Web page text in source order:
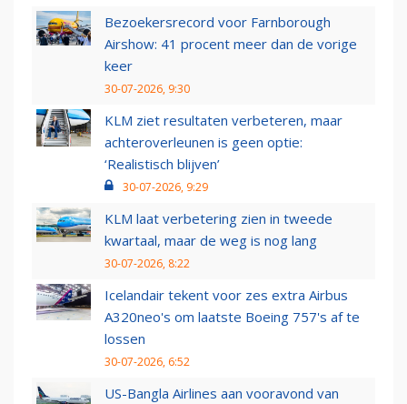
Bezoekersrecord voor Farnborough
Airshow: 41 procent meer dan de vorige
keer
30-07-2026, 9:30
KLM ziet resultaten verbeteren, maar
achteroverleunen is geen optie:
‘Realistisch blijven’
30-07-2026, 9:29
KLM laat verbetering zien in tweede
kwartaal, maar de weg is nog lang
30-07-2026, 8:22
Icelandair tekent voor zes extra Airbus
A320neo's om laatste Boeing 757's af te
lossen
30-07-2026, 6:52
US-Bangla Airlines aan vooravond van